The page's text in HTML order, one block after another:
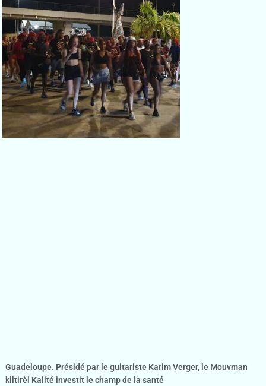
Guadeloupe. Présidé par le guitariste Karim Verger, le Mouvman
kiltirèl Kalité investit le champ de la santé